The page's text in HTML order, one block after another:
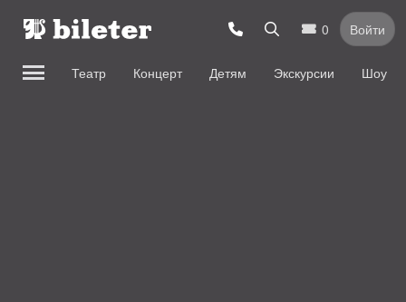
0 Войти
Театр Концерт Детям Экскурсии Шоу